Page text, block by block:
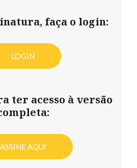
faça o login:
LOGIN
ter acesso à versão
ASSINE AQUI